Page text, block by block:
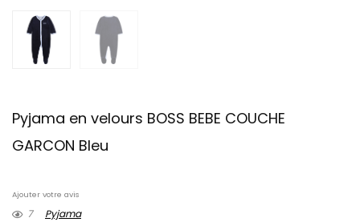
Pyjama en velours BOSS BEBE COUCHE
GARCON Bleu
Ajouter votre avis
7 Pyjama